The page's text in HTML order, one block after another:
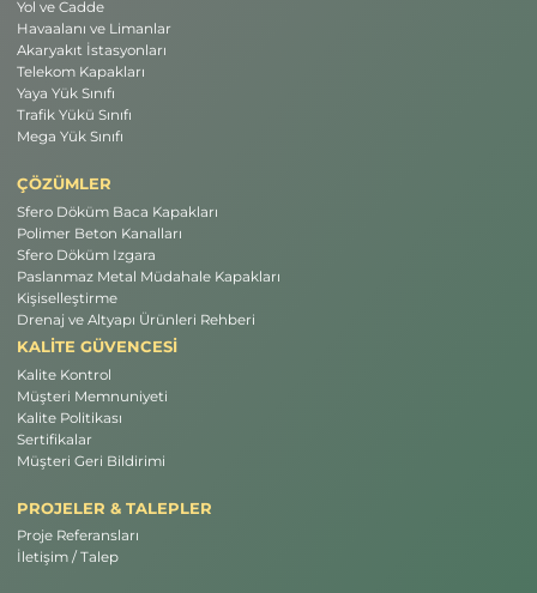
Yol ve Cadde
Havaalanı ve Limanlar
Akaryakıt İstasyonları
Telekom Kapakları
Yaya Yük Sınıfı
Trafik Yükü Sınıfı
Mega Yük Sınıfı
ÇÖZÜMLER
Sfero Döküm Baca Kapakları
Polimer Beton Kanalları
Sfero Döküm Izgara
Paslanmaz Metal Müdahale Kapakları
Kişiselleştirme
Drenaj ve Altyapı Ürünleri Rehberi
KALİTE GÜVENCESİ
Kalite Kontrol
Müşteri Memnuniyeti
Kalite Politikası
Sertifikalar
Müşteri Geri Bildirimi
PROJELER & TALEPLER
Proje Referansları
İletişim / Talep